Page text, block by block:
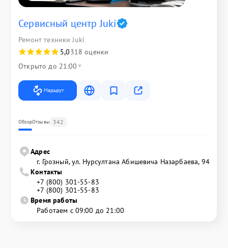
Сервисный центр Juki
Ремонт техники Juki
5,0318 оценки
Открыто до 21:00
Маршрут
ОбзорОтзывы 342
Адрес
г. Грозный, ул. Нурсултана Абишевича Назарбаева, 94
Контакты
+7 (800) 301-55-83
+7 (800) 301-55-83
Время работы
Работаем с 09:00 до 21:00